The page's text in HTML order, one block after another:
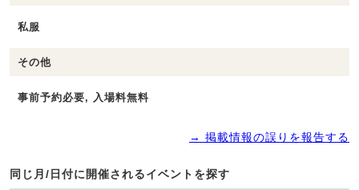
私服
その他
事前予約必要, 入場料無料
→ 掲載情報の誤りを報告する
同じ月/日付に開催されるイベントを探す